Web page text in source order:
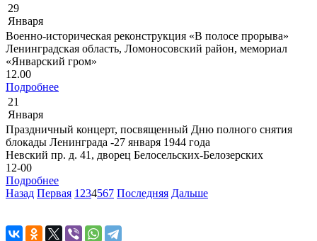
29
Января
Военно-историческая реконструкция «В полосе прорыва»
Ленинградская область, Ломоносовский район, мемориал
«Январский гром»
12.00
Подробнее
21
Января
Праздничный концерт, посвященный Дню полного снятия
блокады Ленинграда -27 января 1944 года
Невский пр. д. 41, дворец Белосельских-Белозерских
12-00
Подробнее
Назад Первая 1 234567 Последняя Дальше